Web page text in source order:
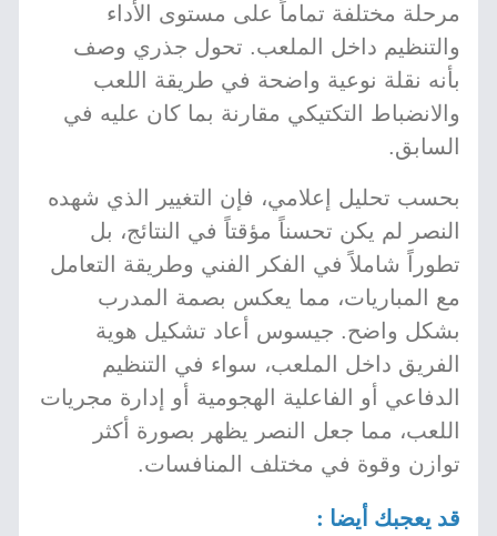
مرحلة مختلفة تماماً على مستوى الأداء
والتنظيم داخل الملعب. تحول جذري وصف
بأنه نقلة نوعية واضحة في طريقة اللعب
والانضباط التكتيكي مقارنة بما كان عليه في
السابق.
بحسب تحليل إعلامي، فإن التغيير الذي شهده
النصر لم يكن تحسناً مؤقتاً في النتائج، بل
تطوراً شاملاً في الفكر الفني وطريقة التعامل
مع المباريات، مما يعكس بصمة المدرب
بشكل واضح. جيسوس أعاد تشكيل هوية
الفريق داخل الملعب، سواء في التنظيم
الدفاعي أو الفاعلية الهجومية أو إدارة مجريات
اللعب، مما جعل النصر يظهر بصورة أكثر
توازن وقوة في مختلف المنافسات.
قد يعجبك أيضا :